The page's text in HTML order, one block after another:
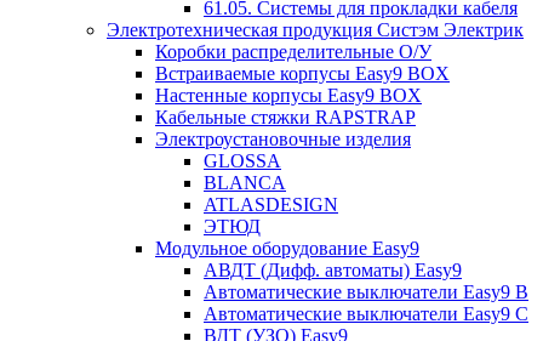
61.05. Системы для прокладки кабеля
Электротехническая продукция Систэм Электрик
Коробки распределительные О/У
Встраиваемые корпусы Easy9 BOX
Настенные корпусы Easy9 BOX
Кабельные стяжки RAPSTRAP
Электроустановочные изделия
GLOSSA
BLANCA
ATLASDESIGN
ЭТЮД
Модульное оборудование Easy9
АВДТ (Дифф. автоматы) Easy9
Автоматические выключатели Easy9 В
Автоматические выключатели Easy9 С
ВДТ (УЗО) Easy9